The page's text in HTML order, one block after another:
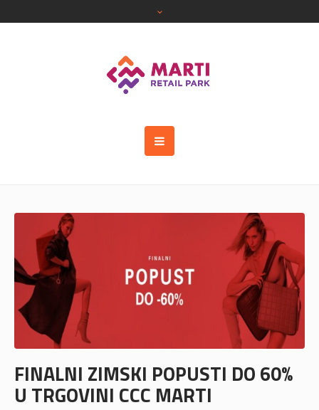
FINALNI ZIMSKI POPUSTI DO 60%
U TRGOVINI CCC MARTI